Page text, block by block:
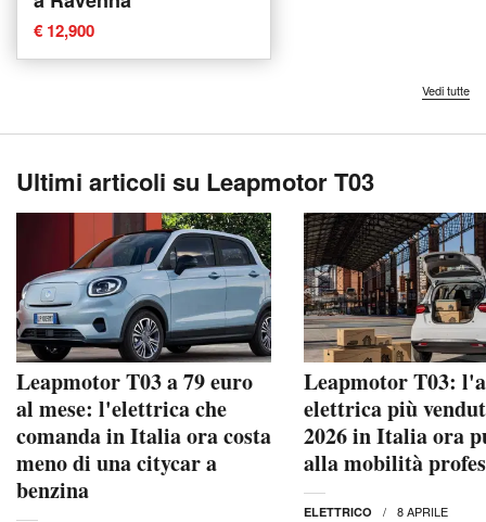
€ 12,900
Vedi tutte
Ultimi articoli su Leapmotor T03
Leapmotor T03 a 79 euro
al mese: l'elettrica che
comanda in Italia ora costa
meno di una citycar a
benzina
Leapmotor T03:
elettrica più
2026 in Italia ora
alla mobilità
ELETTRICO 8 APRILE